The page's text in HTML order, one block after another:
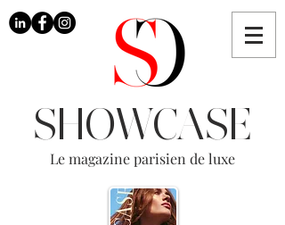
SHOWCASE
Le magazine parisien de luxe